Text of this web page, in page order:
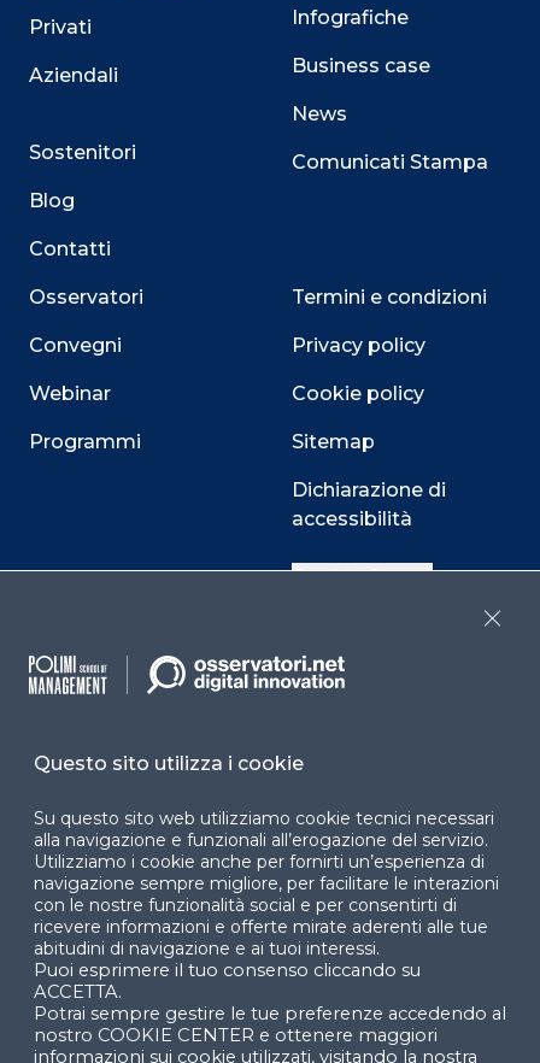
Privati
Aziendali
Sostenitori
Blog
Contatti
Osservatori
Convegni
Webinar
Programmi
Infografiche
Business case
News
Comunicati Stampa
Termini e condizioni
Privacy policy
Cookie policy
Sitemap
Dichiarazione di
accessibilità
Cookie Center
Facebook LinkedIn
© 2024 Copyright © Politecnico di Milano Dipartimento
di Ingegneria Gestionale
Questo sito utilizza i cookie
Su questo sito web utilizziamo cookie tecnici necessari
alla navigazione e funzionali all’erogazione del servizio.
Utilizziamo i cookie anche per fornirti un’esperienza di
navigazione sempre migliore, per facilitare le interazioni
con le nostre funzionalità social e per consentirti di
ricevere informazioni e offerte mirate aderenti alle tue
abitudini di navigazione e ai tuoi interessi.
Puoi esprimere il tuo consenso cliccando su
ACCETTA.
Potrai sempre gestire le tue preferenze accedendo al
nostro COOKIE CENTER e ottenere maggiori
informazioni sui cookie utilizzati, visitando la nostra